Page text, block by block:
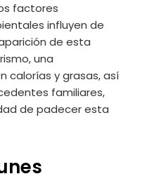
factores
influyen de
de esta
una
calorías y grasas, así
familiares,
de padecer esta